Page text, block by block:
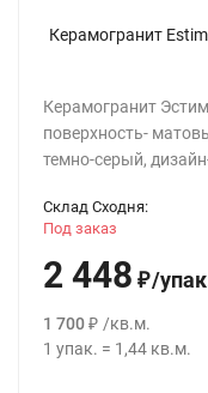
Керамогранит
поверхность-
темно-серый,
Склад Сходня:
Под заказ
2 448 ₽/
1 700 ₽ /кв.м.
1 упак. = 1,44 кв.м.